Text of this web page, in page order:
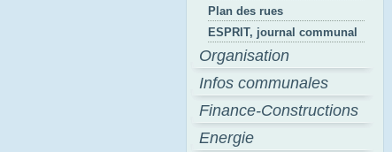
Plan des rues
ESPRIT, journal communal
Organisation
Infos communales
Finance-Constructions
Energie